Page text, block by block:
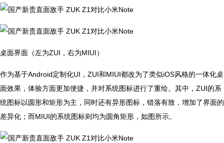
桌面界面（左为ZUI，右为MIUI）
作为基于Android定制化UI，ZUI和MIUI都改为了类似iOS风格的一体化桌
面效果，体验方面更加便捷，并对系统图标进行了重绘。其中，ZUI的系
统图标以圆形和矩形为主，同时还有异形图标，错落有致，增加了界面的
差异化；而MIUI的系统图标则均为圆角矩形，如图所示。